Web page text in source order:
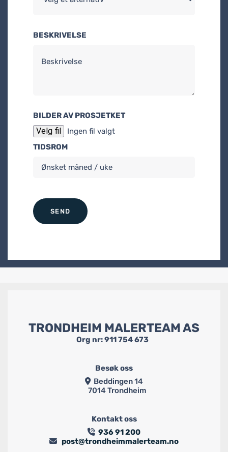
BESKRIVELSE
BILDER AV PROSJETKET
Velg fil
Ingen fil valgt
TIDSROM
TRONDHEIM MALERTEAM AS
Org nr: 911 754 673
Besøk oss
Beddingen 14
7014 Trondheim
Kontakt oss
 936 91 200
 post@trondheimmalerteam.no